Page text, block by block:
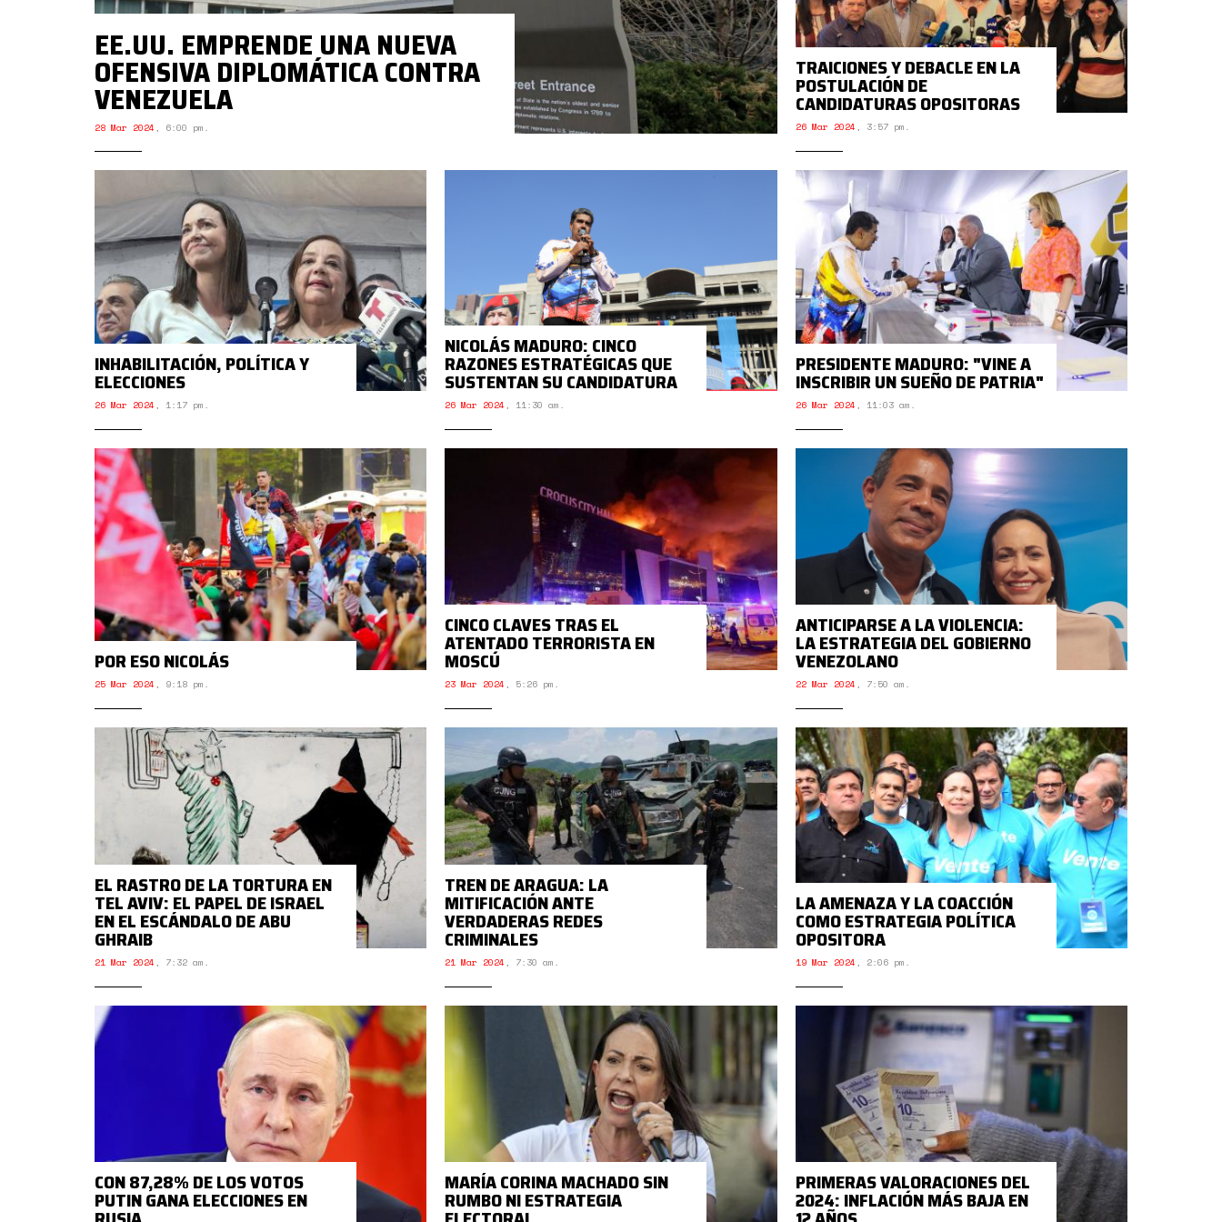
EE.UU. EMPRENDE UNA NUEVA
OFENSIVA DIPLOMÁTICA CONTRA
VENEZUELA
28 Mar 2024 , 6:00 pm.
TRAICIONES Y DEBACLE EN LA
POSTULACIÓN DE
CANDIDATURAS OPOSITORAS
26 Mar 2024 , 3:57 pm.
INHABILITACIÓN, POLÍTICA Y
ELECCIONES
26 Mar 2024 , 1:17 pm.
NICOLÁS MADURO: CINCO
RAZONES ESTRATÉGICAS QUE
SUSTENTAN SU CANDIDATURA
26 Mar 2024 , 11:30 am.
PRESIDENTE MADURO: "VINE A
INSCRIBIR UN SUEÑO DE PATRIA"
26 Mar 2024 , 11:03 am.
POR ESO NICOLÁS
25 Mar 2024 , 9:18 pm.
CINCO CLAVES TRAS EL
ATENTADO TERRORISTA EN
MOSCÚ
23 Mar 2024 , 5:26 pm.
ANTICIPARSE A LA VIOLENCIA:
LA ESTRATEGIA DEL GOBIERNO
VENEZOLANO
22 Mar 2024 , 7:50 am.
EL RASTRO DE LA TORTURA EN
TEL AVIV: EL PAPEL DE ISRAEL
EN EL ESCÁNDALO DE ABU
GHRAIB
21 Mar 2024 , 7:32 am.
TREN DE ARAGUA: LA
MITIFICACIÓN ANTE
VERDADERAS REDES
CRIMINALES
21 Mar 2024 , 7:30 am.
LA AMENAZA Y LA COACCIÓN
COMO ESTRATEGIA POLÍTICA
OPOSITORA
19 Mar 2024 , 2:06 pm.
CON 87,28% DE LOS VOTOS
PUTIN GANA ELECCIONES EN
MARÍA CORINA MACHADO SIN
RUMBO NI ESTRATEGIA
PRIMERAS VALORACIONES DEL
2024: INFLACIÓN MÁS BAJA EN